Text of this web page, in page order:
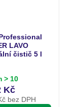
LAVO
čistič 5 l
> 10
Kč
bez DPH